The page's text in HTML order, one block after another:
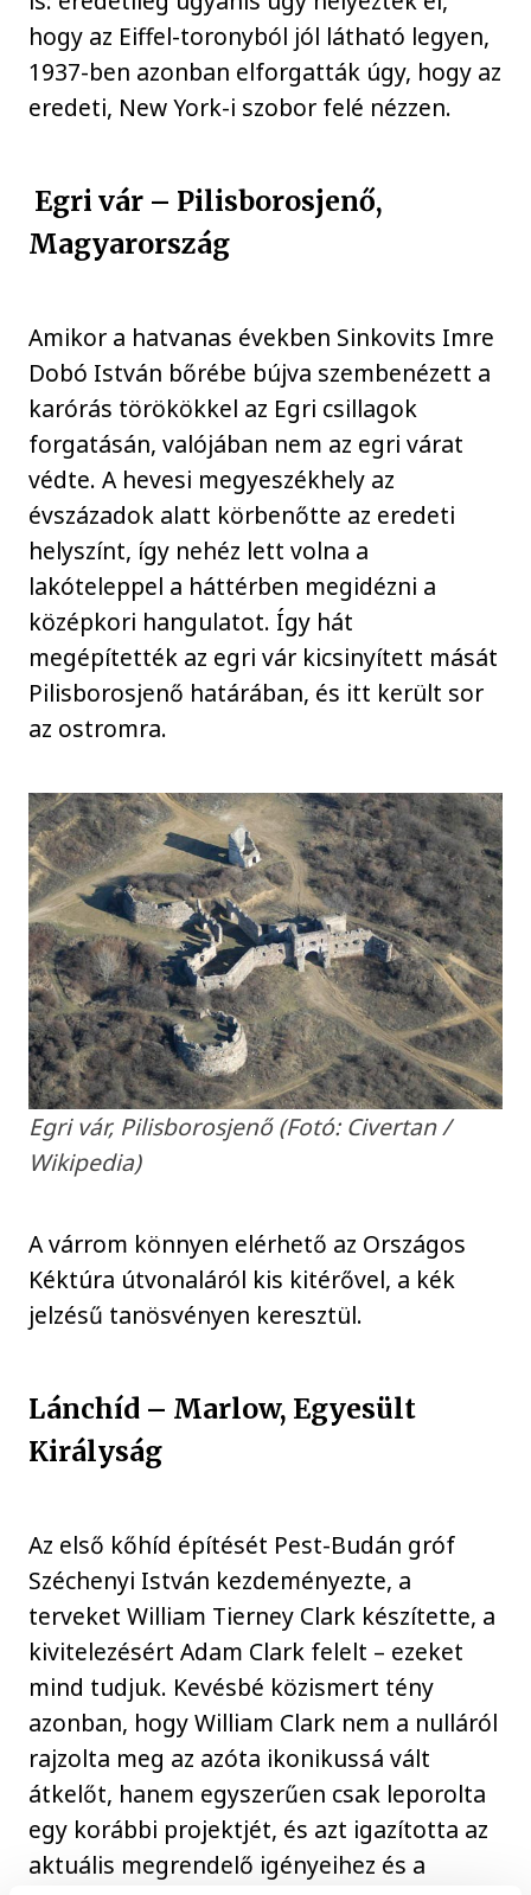
hogy az Eiffel-toronyból jól látható legyen,
1937-ben azonban elforgatták úgy, hogy az
eredeti, New York-i szobor felé nézzen.
Egri vár – Pilisborosjenő,
Magyarország
Amikor a hatvanas években Sinkovits Imre
Dobó István bőrébe bújva szembenézett a
karórás törökökkel az Egri csillagok
forgatásán, valójában nem az egri várat
védte. A hevesi megyeszékhely az
évszázadok alatt körbenőtte az eredeti
helyszínt, így nehéz lett volna a
lakóteleppel a háttérben megidézni a
középkori hangulatot. Így hát
megépítették az egri vár kicsinyített mását
Pilisborosjenő határában, és itt került sor
az ostromra.
Egri vár, Pilisborosjenő (Fotó: Civertan /
Wikipedia)
A várrom könnyen elérhető az Országos
Kéktúra útvonaláról kis kitérővel, a kék
jelzésű tanösvényen keresztül.
Lánchíd – Marlow, Egyesült
Királyság
Az első kőhíd építését Pest-Budán gróf
Széchenyi István kezdeményezte, a
terveket William Tierney Clark készítette, a
kivitelezésért Adam Clark felelt – ezeket
mind tudjuk. Kevésbé közismert tény
azonban, hogy William Clark nem a nulláról
rajzolta meg az azóta ikonikussá vált
átkelőt, hanem egyszerűen csak leporolta
egy korábbi projektjét, és azt igazította az
aktuális megrendelő igényeihez és a